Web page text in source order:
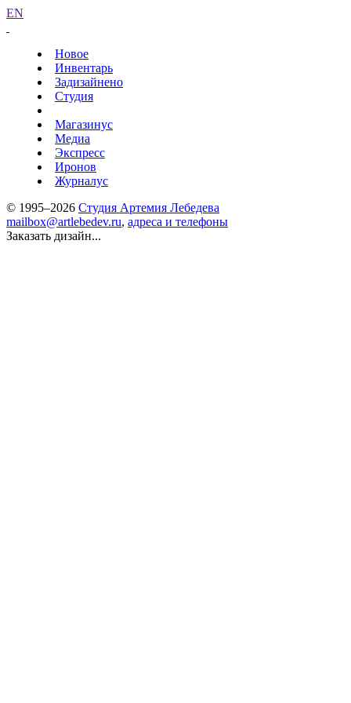
EN
Новое
Инвентарь
Задизайнено
Студия
Магазинус
Медиа
Экспресс
Иронов
Журналус
© 1995–2026 Студия Артемия Лебедева
mailbox@artlebedev.ru, адреса и телефоны
Заказать дизайн...